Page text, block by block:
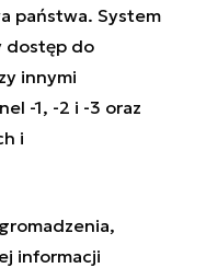
państwa. System
dostęp do
innymi
-1, -2 i -3 oraz
i
informacji